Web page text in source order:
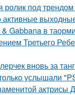
ролик под
Gabbana в
Третьего
вновь за
услышали
актрисы